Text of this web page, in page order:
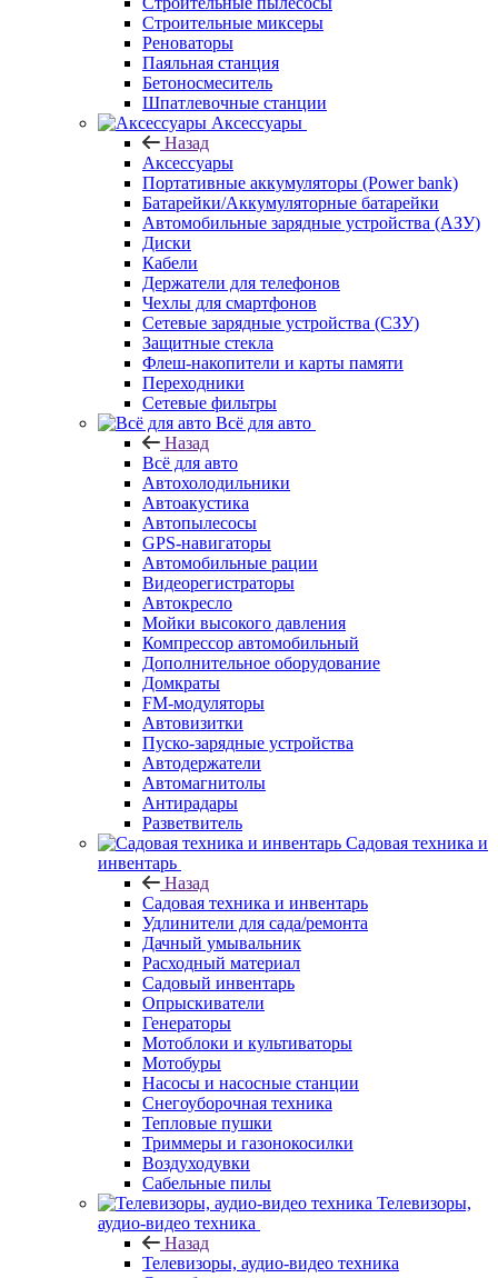
Строительные миксеры
Реноваторы
Паяльная станция
Бетоносмеситель
Шпатлевочные станции
Аксессуары
Назад
Аксессуары
Портативные аккумуляторы (Power bank)
Батарейки/Аккумуляторные батарейки
Автомобильные зарядные устройства (АЗУ)
Диски
Кабели
Держатели для телефонов
Чехлы для смартфонов
Сетевые зарядные устройства (СЗУ)
Защитные стекла
Флеш-накопители и карты памяти
Переходники
Сетевые фильтры
Всё для авто
Назад
Всё для авто
Автохолодильники
Автоакустика
Автопылесосы
GPS-навигаторы
Автомобильные рации
Видеорегистраторы
Автокресло
Мойки высокого давления
Компрессор автомобильный
Дополнительное оборудование
Домкраты
FM-модуляторы
Автовизитки
Пуско-зарядные устройства
Автодержатели
Автомагнитолы
Антирадары
Разветвитель
Садовая техника и
инвентарь
Назад
Садовая техника и инвентарь
Удлинители для сада/ремонта
Дачный умывальник
Расходный материал
Садовый инвентарь
Опрыскиватели
Генераторы
Мотоблоки и культиваторы
Мотобуры
Насосы и насосные станции
Снегоуборочная техника
Тепловые пушки
Триммеры и газонокосилки
Воздуходувки
Сабельные пилы
Телевизоры,
аудио-видео техника
Назад
Телевизоры, аудио-видео техника